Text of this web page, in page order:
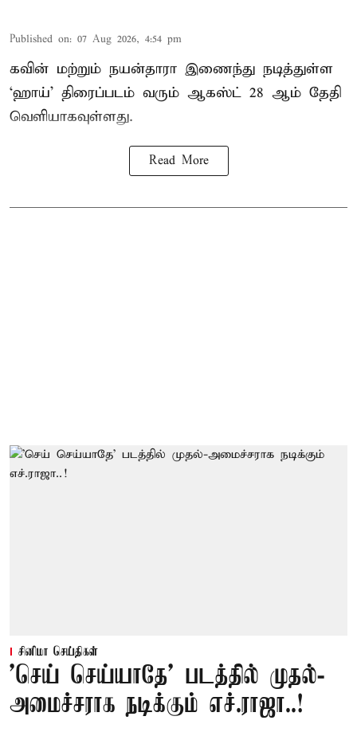
Published on: 07 Aug 2026, 4:54 pm
கவின் மற்றும் நயன்தாரா இணைந்து நடித்துள்ள
‘ஹாய்’ திரைப்படம் வரும் ஆகஸ்ட் 28 ஆம் தேதி
வெளியாகவுள்ளது.
Read More
சினிமா செய்திகள்
'செய் செய்யாதே' படத்தில் முதல்-
அமைச்சராக நடிக்கும் எச்.ராஜா..!